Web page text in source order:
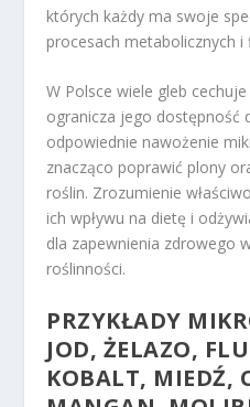
których każdy ma swoje
procesach metabolicznych i
W Polsce wiele gleb
ogranicza jego dostępność
odpowiednie nawożenie
znacząco poprawić plony
roślin. Zrozumienie
ich wpływu na dietę i
dla zapewnienia zdrowego
roślinności.
PRZYKŁADY
JOD, ŻELAZO,
KOBALT, MIEDŹ,